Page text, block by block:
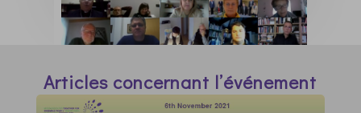
Articles concernant l’événement